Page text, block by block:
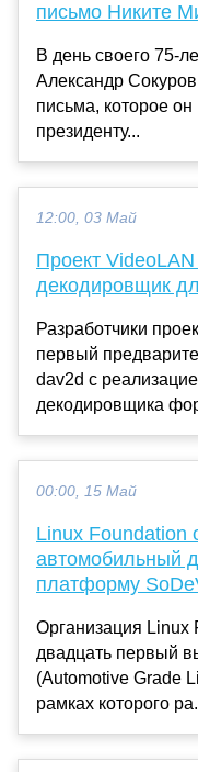
письмо Никите
В день своего 75-
Александр Сокуров
письма, которое он
президенту...
12:00, 03 Май
Проект
декодировщик
Разработчики
первый
dav2d с
декодировщика
00:00, 15 Май
Linux Foundation
автомобильный
платформу
Организация Linux
двадцать первый
(Automotive Grade
рамках которого